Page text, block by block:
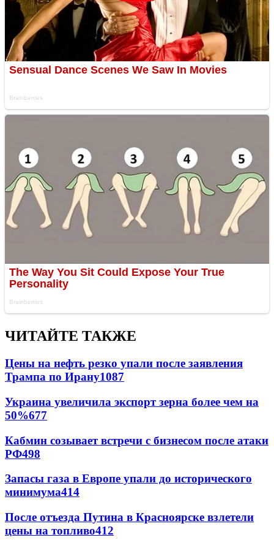
ЧИТАЙТЕ ТАКЖЕ
Цены на нефть резко упали после заявления
Трампа по Ирану1087
Украина увеличила экспорт зерна более чем на
50%677
Кабмин созывает встречи с бизнесом после атаки
РФ498
Запасы газа в Европе упали до исторического
минимума414
После отъезда Путина в Красноярске взлетели
цены на топливо412